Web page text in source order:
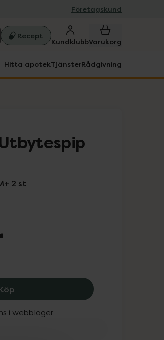
Företagskund
Recept
KundklubbVarukorg
Hitta apotekTjänsterRådgivning
2 st
Köp Kidsme Food Feeder Utbytespip
i webblager